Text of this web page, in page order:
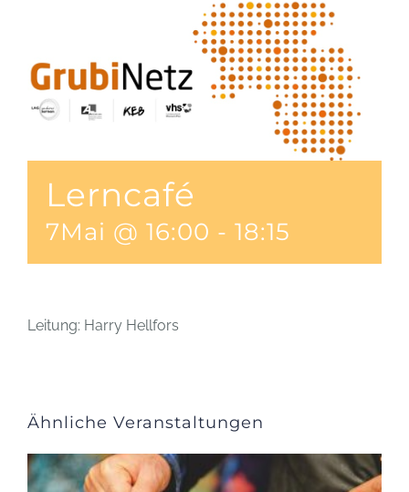
Lerncafé
7Mai @ 16:00 - 18:15
Leitung: Harry Hellfors
Ähnliche Veranstaltungen